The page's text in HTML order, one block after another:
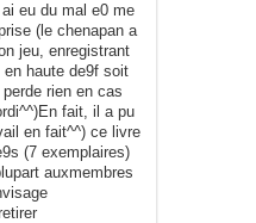
eu du mal e0 me
(le chenapan a
jeu, enregistrant
haute de9f soit
rien en cas
fait, il a pu
en fait^^) ce livre
(7 exemplaires)
auxmembres